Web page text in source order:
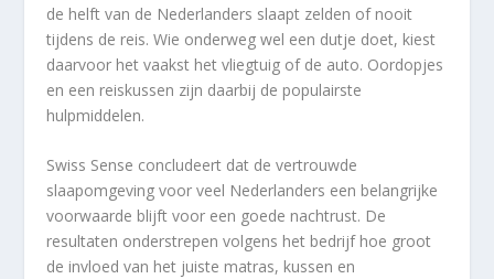
de helft van de Nederlanders slaapt zelden of nooit
tijdens de reis. Wie onderweg wel een dutje doet, kiest
daarvoor het vaakst het vliegtuig of de auto. Oordopjes
en een reiskussen zijn daarbij de populairste
hulpmiddelen.
Swiss Sense concludeert dat de vertrouwde
slaapomgeving voor veel Nederlanders een belangrijke
voorwaarde blijft voor een goede nachtrust. De
resultaten onderstrepen volgens het bedrijf hoe groot
de invloed van het juiste matras, kussen en